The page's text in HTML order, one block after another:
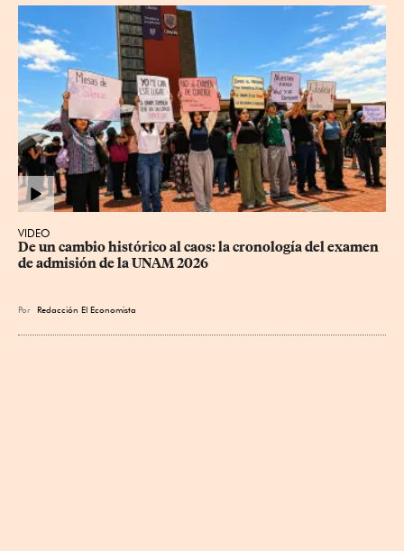
VIDEO
De un cambio histórico al caos: la cronología del examen
de admisión de la UNAM 2026
Por Redacción El Economista